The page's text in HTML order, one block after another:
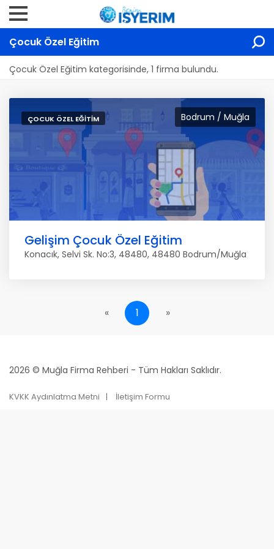
Çocuk Özel Eğitim
Çocuk Özel Eğitim kategorisinde, 1 firma bulundu.
Bodrum / Muğla
ÇOCUK ÖZEL EĞITIM
Gelişim Çocuk Özel Eğitim
Konacık, Selvi Sk. No:3, 48480, 48480 Bodrum/Muğla
« 1 »
2026 © Muğla Firma Rehberi - Tüm Hakları Saklıdır.
KVKK Aydınlatma Metni İletişim Formu